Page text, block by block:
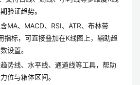
验证趋势。
MA、MACD、RSI、ATR、布林带
指标，可直接叠加在K线图上，辅助趋
设置。
势线、水平线、通道线等工具，帮助
位与箱体区间。